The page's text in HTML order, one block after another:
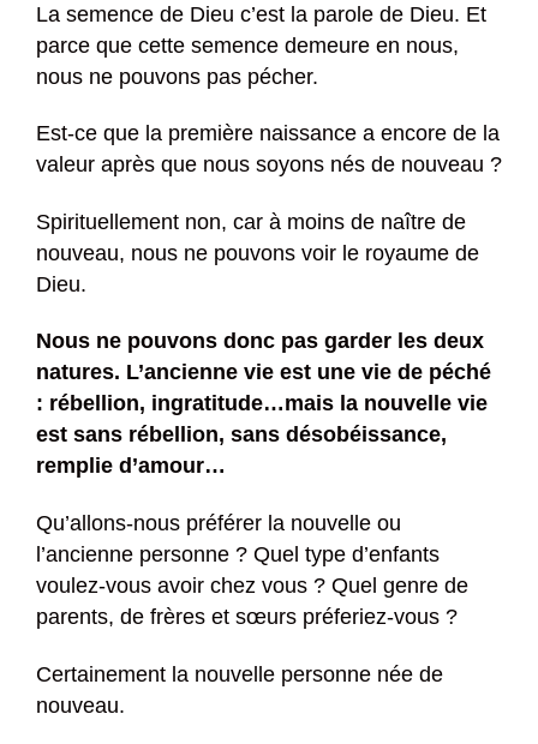
La semence de Dieu c’est la parole de Dieu. Et
parce que cette semence demeure en nous,
nous ne pouvons pas pécher.
Est-ce que la première naissance a encore de la
valeur après que nous soyons nés de nouveau ?
Spirituellement non, car à moins de naître de
nouveau, nous ne pouvons voir le royaume de
Dieu.
Nous ne pouvons donc pas garder les deux
natures. L’ancienne vie est une vie de péché
: rébellion, ingratitude…mais la nouvelle vie
est sans rébellion, sans désobéissance,
remplie d’amour…
Qu’allons-nous préférer la nouvelle ou
l’ancienne personne ? Quel type d’enfants
voulez-vous avoir chez vous ? Quel genre de
parents, de frères et sœurs préferiez-vous ?
Certainement la nouvelle personne née de
nouveau.